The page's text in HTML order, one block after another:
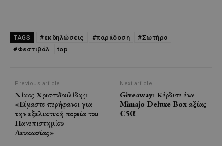
TAGS #εκδηλώσεις #παράδοση
#Σωτήρα
#Φεστιβάλ
top
Previous article
Νίκος Χριστοδουλίδης:
«Είμαστε περήφανοι για
την εξελικτική πορεία του
Πανεπιστημίου
Λευκωσίας»
Next article
Giveaway: Κέρδισε ένα
Mimajo Deluxe Box αξίας
€50!